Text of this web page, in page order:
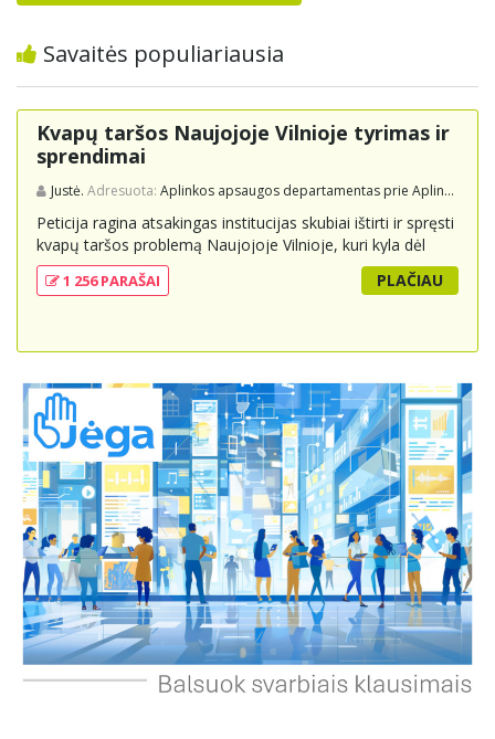
Savaitės populiariausia
Kvapų taršos Naujojoje Vilnioje tyrimas ir
sprendimai
Justė. Adresuota: Aplinkos apsaugos departamentas prie Aplinkos ministerijos
Peticija ragina atsakingas institucijas skubiai ištirti ir spręsti
kvapų taršos problemą Naujojoje Vilnioje, kuri kyla dėl
buitinių atliekų sąvartyno Pramonės g. 141. Gyventojai
skundžiasi nuolatiniu stipriu atliekų kvapu, kuris neigiamai
mechanizmus ir imtis veiksmingų priemonių problemai
priimtus sprendimus ir planuojamus veiksmus.
1 256 PARAŠAI PLAČIAU